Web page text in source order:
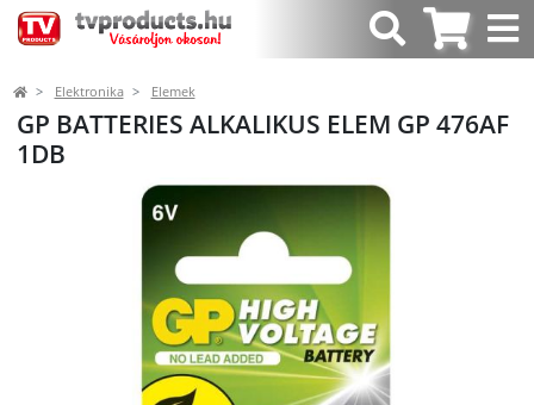
Elektronika Elemek
GP BATTERIES ALKALIKUS ELEM GP 476AF
1DB